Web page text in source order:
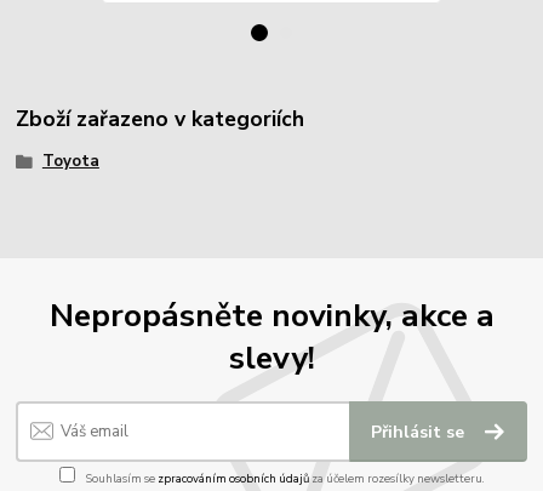
Zboží zařazeno v kategoriích
Toyota
Nepropásněte novinky, akce a
slevy!
Přihlásit se
Souhlasím se zpracováním osobních údajůza účelem rozesílky newsletteru.